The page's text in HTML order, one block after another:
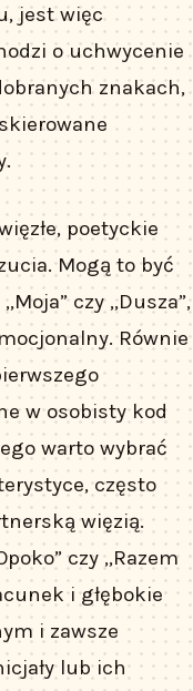
jest więc
o uchwycenie
znakach,
poetyckie
Mogą to być
czy „Dusza”,
Równie
w osobisty kod
warto wybrać
często
więzią.
czy „Razem
i głębokie
i zawsze
lub ich